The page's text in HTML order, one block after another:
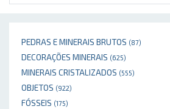
PEDRAS E MINERAIS BRUTOS (87)
DECORAÇÕES MINERAIS (625)
MINERAIS CRISTALIZADOS (555)
OBJETOS (922)
FÓSSEIS (175)